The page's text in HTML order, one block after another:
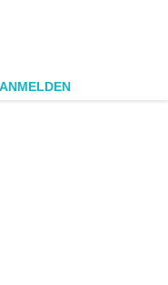
ANMELDEN